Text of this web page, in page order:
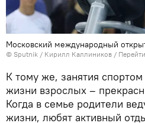
Московский международный
© Sputnik / Кирилл Каллиников /
К тому же, занятия
жизни взрослых –
Когда в семье родители
жизни, любят активный